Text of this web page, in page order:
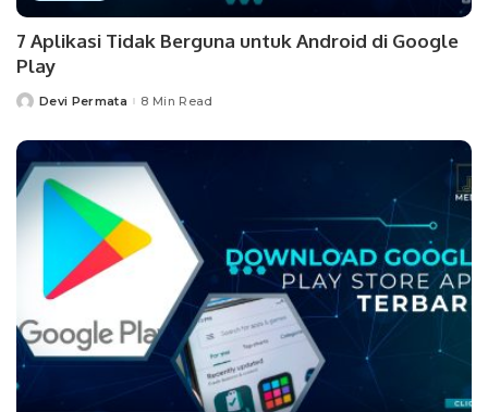
7 Aplikasi Tidak Berguna untuk Android di Google
Play
PostedDevi Permata 8 Min Read